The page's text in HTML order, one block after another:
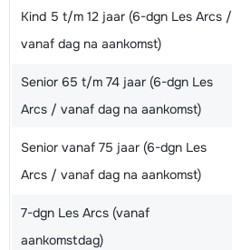
Kind 5 t/m 12 jaar (6-dgn Les Arcs /
vanaf dag na aankomst)
Senior 65 t/m 74 jaar (6-dgn Les
Arcs / vanaf dag na aankomst)
Senior vanaf 75 jaar (6-dgn Les
Arcs / vanaf dag na aankomst)
7-dgn Les Arcs (vanaf
aankomstdag)